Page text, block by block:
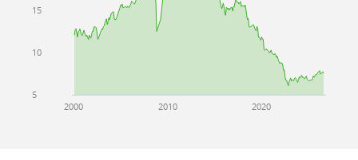
2000 2010 2020
5
10
15